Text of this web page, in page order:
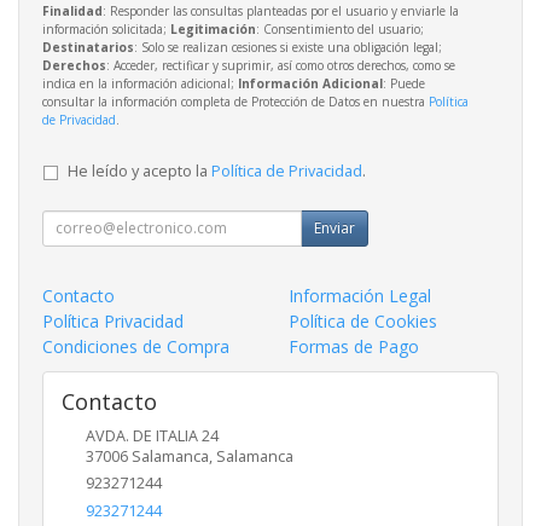
Finalidad: Responder las consultas planteadas por el usuario y enviarle la
información solicitada; Legitimación: Consentimiento del usuario;
Destinatarios: Solo se realizan cesiones si existe una obligación legal;
Derechos: Acceder, rectificar y suprimir, así como otros derechos, como se
indica en la información adicional; Información Adicional: Puede
consultar la información completa de Protección de Datos en nuestra Política
de Privacidad.
He leído y acepto la Política de Privacidad.
Enviar
Contacto
Información Legal
Política Privacidad
Política de Cookies
Condiciones de Compra
Formas de Pago
Contacto
AVDA. DE ITALIA 24
37006 Salamanca, Salamanca
923271244
923271244